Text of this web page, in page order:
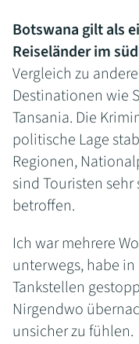
Botswana gilt als
Reiseländer im
Vergleich zu
Destinationen wie
Tansania. Die
politische Lage
Regionen,
sind Touristen
betroffen.
Ich war mehrere
unterwegs, habe
Tankstellen
Nirgendwo
unsicher zu fühlen.